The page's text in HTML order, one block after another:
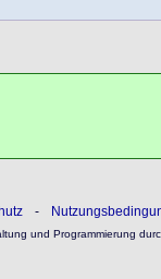
-
und Programmierung